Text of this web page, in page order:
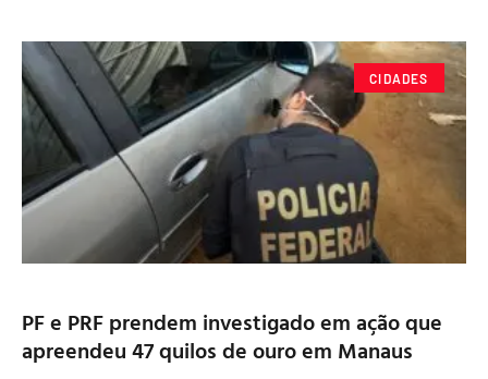
CIDADES
PF e PRF prendem investigado em ação que
apreendeu 47 quilos de ouro em Manaus